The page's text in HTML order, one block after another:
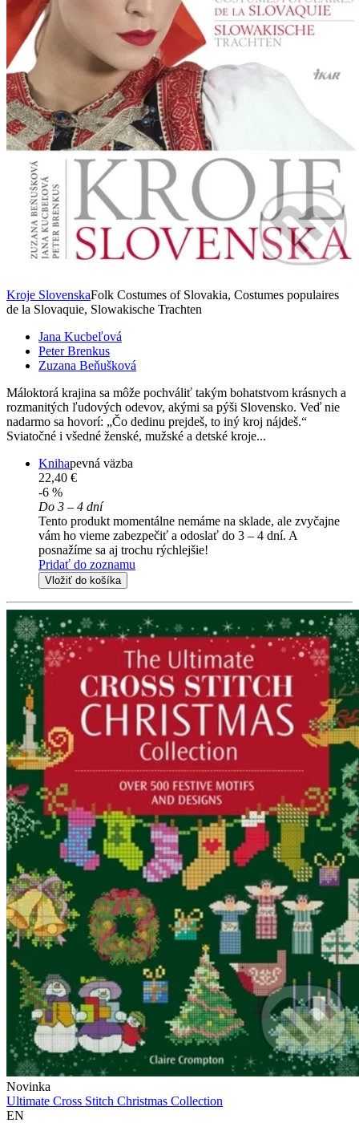
Kroje SlovenskaFolk Costumes of Slovakia, Costumes populaires
de la Slovaquie, Slowakische Trachten
Jana Kucbeľová
Peter Brenkus
Zuzana Beňušková
Máloktorá krajina sa môže pochváliť takým bohatstvom krásnych a
rozmanitých ľudových odevov, akými sa pýši Slovensko. Veď nie
nadarmo sa hovorí: „Čo dedinu prejdeš, to iný kroj nájdeš.“
Sviatočné i všedné ženské, mužské a detské kroje...
Knihapevná väzba
22,40 €
-6 %
Do 3 – 4 dní
Tento produkt momentálne nemáme na sklade, ale zvyčajne
vám ho vieme zabezpečiť a odoslať do 3 – 4 dní. A
posnažíme sa aj trochu rýchlejšie!
Pridať do zoznamu
Vložiť do košíka
Novinka
Ultimate Cross Stitch Christmas Collection
EN